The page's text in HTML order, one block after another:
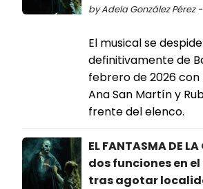
by Adela González Pérez -
El musical se despide
definitivamente de
febrero de 2026 con
Ana San Martín y
frente del elenco.
EL FANTASMA DE
dos funciones en
tras agotar